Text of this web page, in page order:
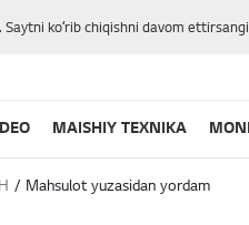
koʻrib chiqishni davom
MAISHIY TEXNIKA
Mahsulot yuzasidan yordam